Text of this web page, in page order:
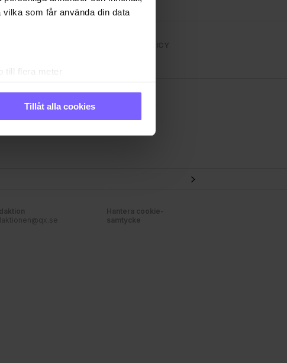
som får använda din data
till flera meter
detaljsektionen
. Du kan ändra
deras tjänster. Du
Tillåt alla cookies
INTEGRITETSPOLICY
Hantera cookie-
samtycke